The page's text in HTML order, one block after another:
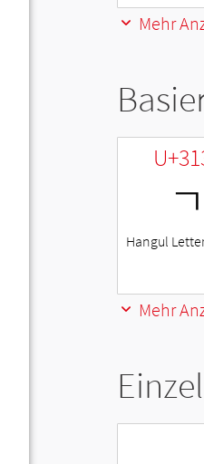
Mehr
ㄱ
Hangul
Mehr